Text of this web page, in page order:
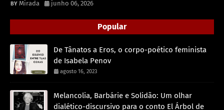
Mirada junho 06, 2026
Popular
De Tânatos a Eros, o corpo-poético feminista
de Isabela Penov
agosto 16, 2023
Melancolia, Barbárie e Solidão: Um olhar
dialético-discursivo para o conto El Árbol de